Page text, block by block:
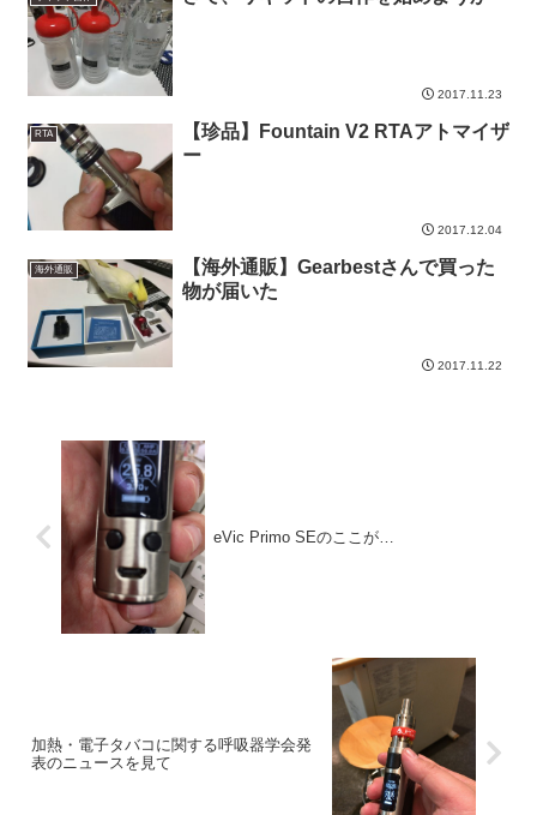
2017.11.23
RTA
【珍品】Fountain V2 RTAアトマイザ
ー
2017.12.04
海外通販
【海外通販】Gearbestさんで買った
物が届いた
2017.11.22
eVic Primo SEのここが…
加熱・電子タバコに関する呼吸器学会発
表のニュースを見て